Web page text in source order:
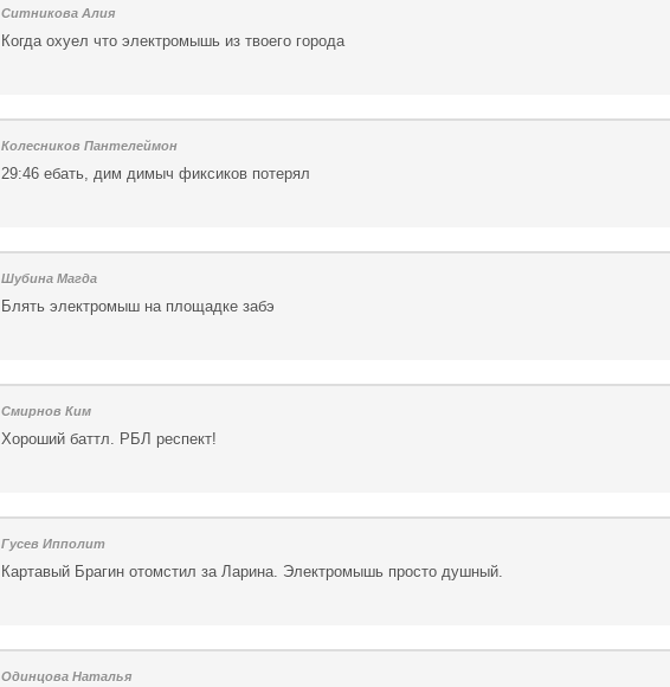
Ситникова Алия
Когда охуел что электромышь из твоего города
Колесников Пантелеймон
29:46 ебать, дим димыч фиксиков потерял
Шубина Магда
Блять электромыш на площадке забэ
Смирнов Ким
Хороший баттл. РБЛ респект!
Гусев Ипполит
Картавый Брагин отомстил за Ларина. Электромышь просто душный.
Одинцова Наталья